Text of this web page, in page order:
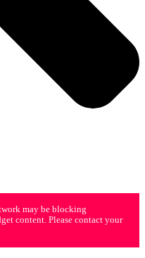
may be blocking
content. Please contact your